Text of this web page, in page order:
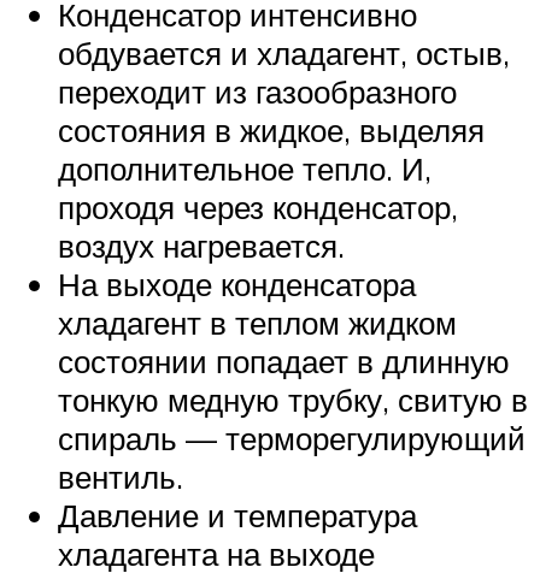
Конденсатор интенсивно
обдувается и хладагент, остыв,
переходит из газообразного
состояния в жидкое, выделяя
дополнительное тепло. И,
проходя через конденсатор,
воздух нагревается.
На выходе конденсатора
хладагент в теплом жидком
состоянии попадает в длинную
тонкую медную трубку, свитую в
спираль — терморегулирующий
вентиль.
Давление и температура
хладагента на выходе